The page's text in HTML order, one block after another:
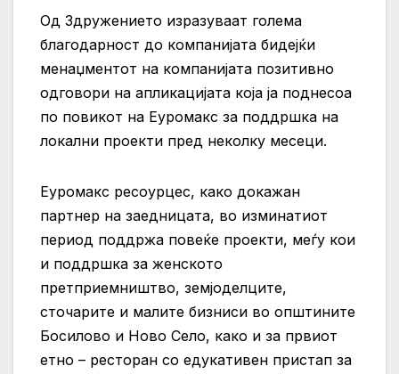
Од Здружението изразуваат голема
благодарност до компанијата бидејќи
менаџментот на компанијата позитивно
одговори на апликацијата која ја поднесоа
по повикот на Еуромакс за поддршка на
локални проекти пред неколку месеци.
Еуромакс ресоурцес, како докажан
партнер на заедницата, во изминатиот
период поддржа повеќе проекти, меѓу кои
и поддршка за женското
претприемништво, земјоделците,
сточарите и малите бизниси во општините
Босилово и Ново Село, како и за првиот
етно – ресторан со едукативен пристап за